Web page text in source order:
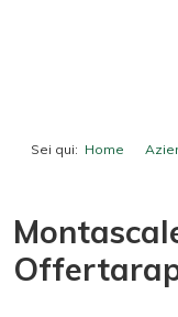
Sei qui: Home